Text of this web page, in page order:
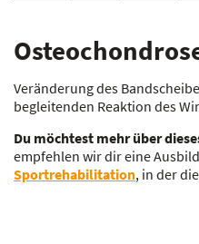
Veränderung des
begleitenden Reaktion des
Du möchtest mehr über
empfehlen wir dir eine
Sportrehabilitation, in der